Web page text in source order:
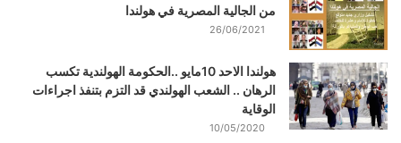
من الجالية المصرية في هولندا
26/06/2021
هولندا الاحد 10مايو ..الحكومة الهولندية تكسب
الرهان .. الشعب الهولندي قد التزم بتنفذ اجراءات
الوقاية
10/05/2020